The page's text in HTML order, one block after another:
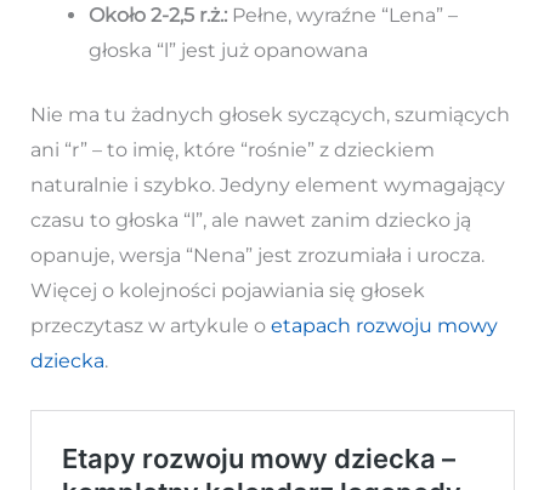
Około 2-2,5 r.ż.:Pełne, wyraźne “Lena” –
głoska “l” jest już opanowana
Nie ma tu żadnych głosek syczących, szumiących
ani “r” – to imię, które “rośnie” z dzieckiem
naturalnie i szybko. Jedyny element wymagający
czasu to głoska “l”, ale nawet zanim dziecko ją
opanuje, wersja “Nena” jest zrozumiała i urocza.
Więcej o kolejności pojawiania się głosek
przeczytasz w artykule o etapach rozwoju mowy
dziecka.